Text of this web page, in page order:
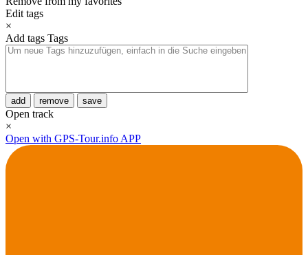
Edit tags
×
Add tags Tags
add remove save
Open track
×
Open with GPS-Tour.info APP